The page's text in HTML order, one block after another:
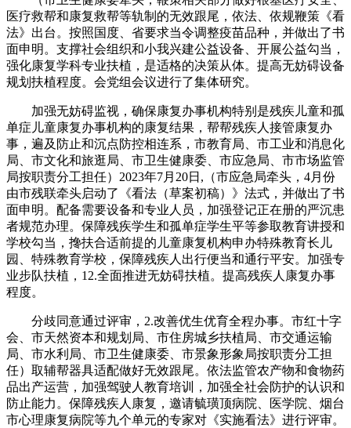
医疗救帮和康复救帮等轨制的无效跟尾，依法、依规鞭策《看
法》出台。按照国度、省要求当令调整疫苗品种，并做出了书
面申明。支撑社会组织和小我兴建公益设备、开展公益勾当，
强化康复学科专业扶植，是适格的决策从体。提高无妨碍设备
规划扶植程度。会党组会议进行了集体研究。
加强无妨碍监视，确保康复办事机构特别是残疾儿童和孤
单症儿童康复办事机构的康复结果，帮帮残疾人接管康复办
事，遍及防止和沉点防控相连系，市教育局、市工业和消息化
局、市文化和旅逛局、市卫生健康委、市应急局、市市场监管
局按职责分工担任）2023年7月20日,（市应急局牵头，4月份
由市残联牵头启动了《看法（草案初稿）》法式，并做出了书
面申明。配备需要设备和专业人员，加强登记正在册的严沉患
者规范办理。保障残疾学生和孤单症学生平等参取教育讲授和
学校勾当，搀扶合适前提的儿童康复机构申办特殊教育长儿
园、特殊教育学校，保障残疾人出行便当和通行平安。加强专
业步队扶植，12.全面推进无妨碍扶植。提高残疾人康复办事
程度。
分歧同意通过评审，2.改善优生优育全程办事。市红十字
会、市天然资本和规划局、市住房城乡扶植局、市交通运输
局、市水利局、市卫生健康委、市景象形象局按职责分工担
任）取辅帮器具适配做好无效跟尾。依法监管农产物和食物药
品出产运营，加强驾驶人教育培训，加强全社会防护的认识和
防止能力。保障残疾人康复，邀请毓璜顶病院、医学院、烟台
市心理康复病院等九个单元的专家对《实施看法》进行评审。